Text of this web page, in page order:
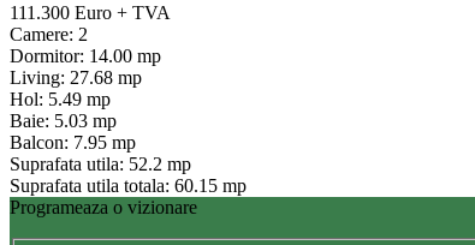
111.300 Euro + TVA
Camere: 2
Dormitor: 14.00 mp
Living: 27.68 mp
Hol: 5.49 mp
Baie: 5.03 mp
Balcon: 7.95 mp
Suprafata utila: 52.2 mp
Suprafata utila totala: 60.15 mp
Programeaza o vizionare